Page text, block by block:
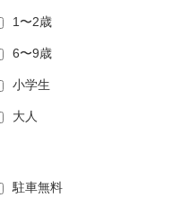
1〜2歳
6〜9歳
小学生
大人
駐車無料